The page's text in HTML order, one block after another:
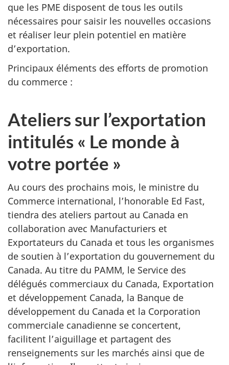
que les PME disposent de tous les outils
nécessaires pour saisir les nouvelles occasions
et réaliser leur plein potentiel en matière
d’exportation.
Principaux éléments des efforts de promotion
du commerce :
Ateliers sur l’exportation
intitulés « Le monde à
votre portée »
Au cours des prochains mois, le ministre du
Commerce international, l’honorable Ed Fast,
tiendra des ateliers partout au Canada en
collaboration avec Manufacturiers et
Exportateurs du Canada et tous les organismes
de soutien à l’exportation du gouvernement du
Canada. Au titre du PAMM, le Service des
délégués commerciaux du Canada, Exportation
et développement Canada, la Banque de
développement du Canada et la Corporation
commerciale canadienne se concertent,
facilitent l’aiguillage et partagent des
renseignements sur les marchés ainsi que de